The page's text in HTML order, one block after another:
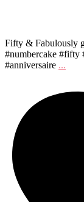
Fifty & Fabulously
#numbercake #fifty
#anniversaire ...